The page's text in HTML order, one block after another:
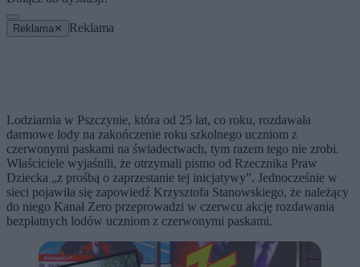
Reklama ✕ Reklama
Lodziarnia w Pszczynie, która od 25 lat, co roku, rozdawała
darmowe lody na zakończenie roku szkolnego uczniom z
czerwonymi paskami na świadectwach, tym razem tego nie zrobi.
Właściciele wyjaśnili, że otrzymali pismo od Rzecznika Praw
Dziecka „z prośbą o zaprzestanie tej inicjatywy”. Jednocześnie w
sieci pojawiła się zapowiedź Krzysztofa Stanowskiego, że należący
do niego Kanał Zero przeprowadzi w czerwcu akcję rozdawania
bezpłatnych lodów uczniom z czerwonymi paskami.